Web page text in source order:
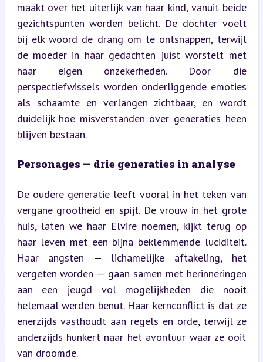
maakt over het uiterlijk van haar kind, vanuit beide
gezichtspunten worden belicht. De dochter voelt
bij elk woord de drang om te ontsnappen, terwijl
de moeder in haar gedachten juist worstelt met
haar eigen onzekerheden. Door die
perspectiefwissels worden onderliggende emoties
als schaamte en verlangen zichtbaar, en wordt
duidelijk hoe misverstanden over generaties heen
blijven bestaan.
Personages — drie generaties in analyse
De oudere generatie leeft vooral in het teken van
vergane grootheid en spijt. De vrouw in het grote
huis, laten we haar Elvire noemen, kijkt terug op
haar leven met een bijna beklemmende luciditeit.
Haar angsten — lichamelijke aftakeling, het
vergeten worden — gaan samen met herinneringen
aan een jeugd vol mogelijkheden die nooit
helemaal werden benut. Haar kernconflict is dat ze
enerzijds vasthoudt aan regels en orde, terwijl ze
anderzijds hunkert naar het avontuur waar ze ooit
van droomde.